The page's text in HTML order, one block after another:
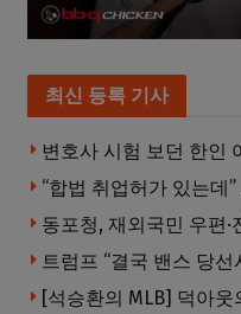
최신 등록 기사